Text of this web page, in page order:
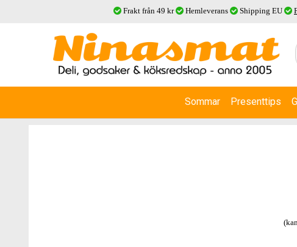
Frakt från 49 kr Hemleverans Shipping EU
Sommar Presenttips